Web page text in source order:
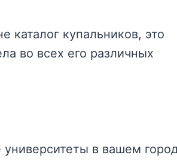
каталог купальников, это
во всех его различных
в вашем